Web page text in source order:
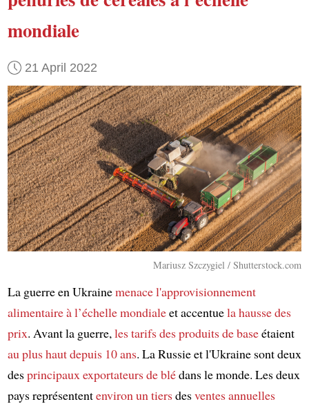
mondiale
21 April 2022
Mariusz Szczygiel / Shutterstock.com
La guerre en Ukrainemenacel'approvisionnement
alimentaire à l’échelle mondialeet accentuela hausse des
prix. Avant la guerre, les tarifs des produits de baseétaient
au plus hautdepuis 10 ans. La Russie et l'Ukraine sont deux
desprincipaux exportateurs de blédans le monde. Les deux
pays représententenviron un tiersdesventes annuelles